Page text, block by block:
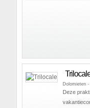
Dolomieten
Deze